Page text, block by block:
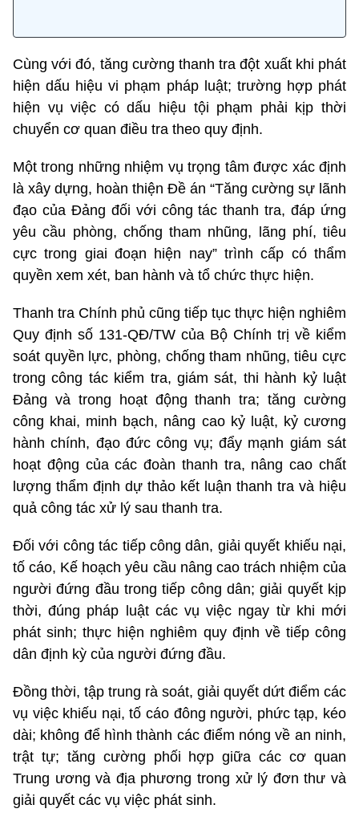
Cùng với đó, tăng cường thanh tra đột xuất khi phát
hiện dấu hiệu vi phạm pháp luật; trường hợp phát
hiện vụ việc có dấu hiệu tội phạm phải kịp thời
chuyển cơ quan điều tra theo quy định.
Một trong những nhiệm vụ trọng tâm được xác định
là xây dựng, hoàn thiện Đề án “Tăng cường sự lãnh
đạo của Đảng đối với công tác thanh tra, đáp ứng
yêu cầu phòng, chống tham nhũng, lãng phí, tiêu
cực trong giai đoạn hiện nay” trình cấp có thẩm
quyền xem xét, ban hành và tổ chức thực hiện.
Thanh tra Chính phủ cũng tiếp tục thực hiện nghiêm
Quy định số 131-QĐ/TW của Bộ Chính trị về kiểm
soát quyền lực, phòng, chống tham nhũng, tiêu cực
trong công tác kiểm tra, giám sát, thi hành kỷ luật
Đảng và trong hoạt động thanh tra; tăng cường
công khai, minh bạch, nâng cao kỷ luật, kỷ cương
hành chính, đạo đức công vụ; đẩy mạnh giám sát
hoạt động của các đoàn thanh tra, nâng cao chất
lượng thẩm định dự thảo kết luận thanh tra và hiệu
quả công tác xử lý sau thanh tra.
Đối với công tác tiếp công dân, giải quyết khiếu nại,
tố cáo, Kế hoạch yêu cầu nâng cao trách nhiệm của
người đứng đầu trong tiếp công dân; giải quyết kịp
thời, đúng pháp luật các vụ việc ngay từ khi mới
phát sinh; thực hiện nghiêm quy định về tiếp công
dân định kỳ của người đứng đầu.
Đồng thời, tập trung rà soát, giải quyết dứt điểm các
vụ việc khiếu nại, tố cáo đông người, phức tạp, kéo
dài; không để hình thành các điểm nóng về an ninh,
trật tự; tăng cường phối hợp giữa các cơ quan
Trung ương và địa phương trong xử lý đơn thư và
giải quyết các vụ việc phát sinh.